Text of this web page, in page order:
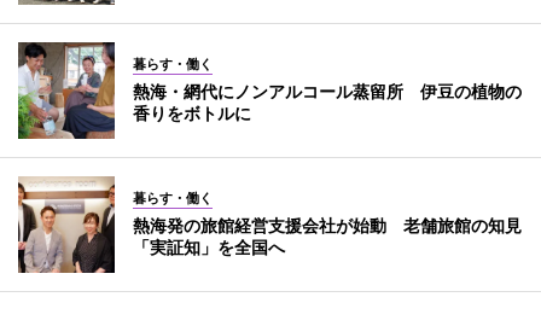
暮らす・働く
熱海・網代にノンアルコール蒸留所 伊豆の植物の
香りをボトルに
暮らす・働く
熱海発の旅館経営支援会社が始動 老舗旅館の知見
「実証知」を全国へ